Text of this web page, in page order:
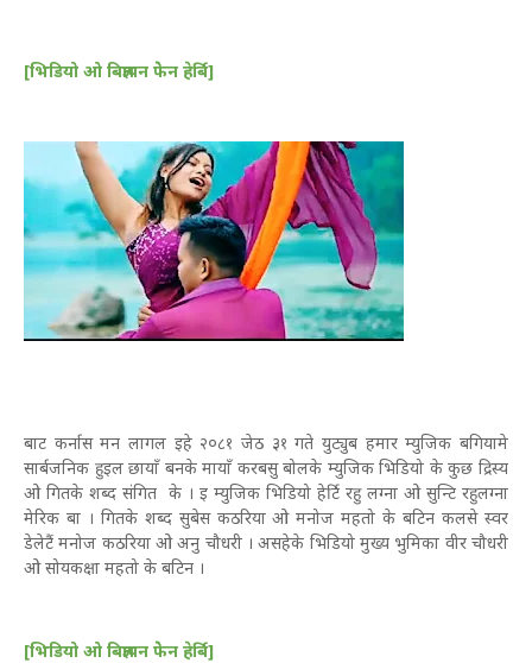
[भिडियो ओ बिज्ञापन फेेन हेर्बि]
बाट कर्नास मन लागल इहे २०८१ जेठ ३१ गते युट्युब हमार म्युजिक बगियामे
सार्बजनिक हुइल छायाँ बनके मायाँ करबसु बोलके म्युजिक भिडियो के कुछ द्रिस्य
ओ गितके शब्द संगित के । इ म्युजिक भिडियो हेर्टि रहु लग्ना ओ सुन्टि रहुलग्ना
मेरिक बा । गितके शब्द सुबेस कठरिया ओ मनोज महतो के बटिन कलसे स्वर
डेलेटैं मनोज कठरिया ओ अनु चौधरी । असहेके भिडियो मुख्य भुमिका वीर चौधरी
ओ सोयकक्षा महतो के बटिन ।
[भिडियो ओ बिज्ञापन फेेन हेर्बि]